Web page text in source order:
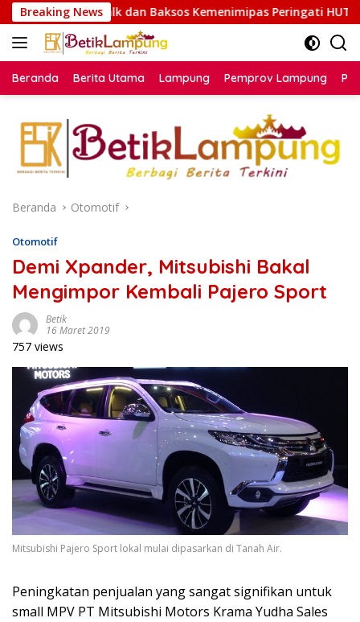
Langsung
ke
konten
Breaking News
Baksos Kemenimipas Peringati HUT ke-81 RI
Beranda Berita Utama Lampung Pemprov Lampung
Beranda Otomotif
Otomotif
Demi Xpander, Mitsubishi Bakal
Mengimpor Kembali Pajero Sport
Betik
16 Maret 2019
757 views
Mitsubishi Pajero Sport lokal mulai dipasarkan di Tanah Air.
Peningkatan penjualan yang sangat signifikan untuk
small MPV PT Mitsubishi Motors Krama Yudha Sales